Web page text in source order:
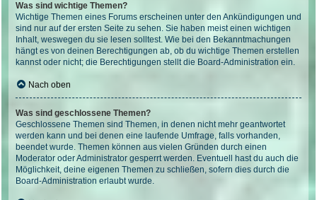
Was sind wichtige Themen?
Wichtige Themen eines Forums erscheinen unter den Ankündigungen und
sind nur auf der ersten Seite zu sehen. Sie haben meist einen wichtigen
Inhalt, weswegen du sie lesen solltest. Wie bei den Bekanntmachungen
hängt es von deinen Berechtigungen ab, ob du wichtige Themen erstellen
kannst oder nicht; die Berechtigungen stellt die Board-Administration ein.
Nach oben
Was sind geschlossene Themen?
Geschlossene Themen sind Themen, in denen nicht mehr geantwortet
werden kann und bei denen eine laufende Umfrage, falls vorhanden,
beendet wurde. Themen können aus vielen Gründen durch einen
Moderator oder Administrator gesperrt werden. Eventuell hast du auch die
Möglichkeit, deine eigenen Themen zu schließen, sofern dies durch die
Board-Administration erlaubt wurde.